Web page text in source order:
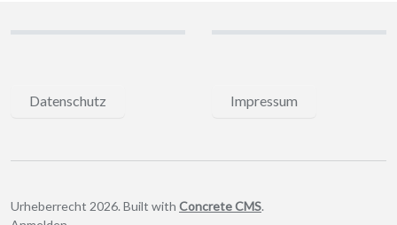
Datenschutz Impressum
Urheberrecht 2026. Built with Concrete CMS.